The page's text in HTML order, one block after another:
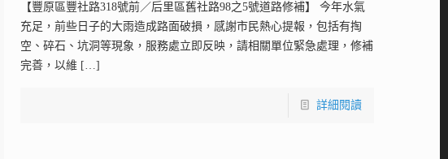
【豐原區豐社路318號前／后里區舊社路98之5號道路修補】 今年水氣
充足，前些日子的大雨造成路面破損，感謝市民熱心提報，包括有掏
空、碎石、坑洞等現象，服務處立即反映，請相關單位緊急處理，修補
完善，以維 […]
詳細閱讀